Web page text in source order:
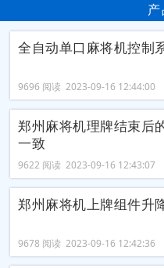
全自动单口麻将机控制
9696 阅读 2023-09-16 12:44:00
郑州麻将机理牌结束后
一致
9622 阅读 2023-09-16 12:43:07
郑州麻将机上牌组件升
9678 阅读 2023-09-16 12:42:36